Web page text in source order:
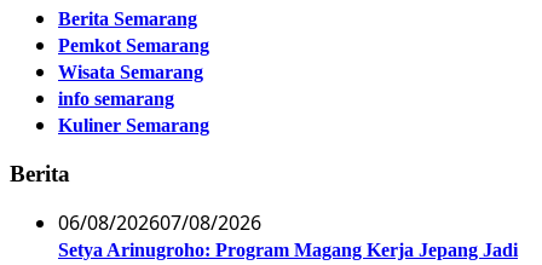
Berita Semarang
Pemkot Semarang
Wisata Semarang
info semarang
Kuliner Semarang
Berita
06/08/202607/08/2026
Setya Arinugroho: Program Magang Kerja Jepang Jadi